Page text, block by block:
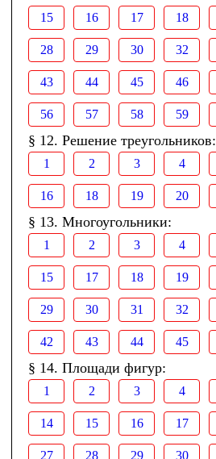
15 16 17 18
28 29 30 32
43 44 45 46
56 57 58 59
§ 12. Решение треугольников:
1 2 3 4
16 18 19 20
§ 13. Многоугольники:
1 2 3 4
15 17 18 19
29 30 31 32
42 43 44 45
§ 14. Площади фигур:
1 2 3 4
14 15 16 17
27 28 29 30